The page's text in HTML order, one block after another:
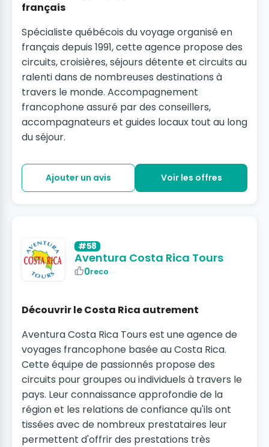
français
Spécialiste québécois du voyage organisé en
français depuis 1991, cette agence propose des
circuits, croisières, séjours détente et circuits au
ralenti dans de nombreuses destinations à
travers le monde. Accompagnement
francophone assuré par des conseillers,
accompagnateurs et guides locaux tout au long
du séjour.
Ajouter un avis Voir les offres
#58
Aventura Costa Rica Tours
0reco
Découvrir le Costa Rica autrement
Aventura Costa Rica Tours est une agence de
voyages francophone basée au Costa Rica.
Cette équipe de passionnés propose des
circuits pour groupes ou individuels à travers le
pays. Leur connaissance approfondie de la
région et les relations de confiance qu'ils ont
tissées avec de nombreux prestataires leur
permettent d'offrir des prestations très